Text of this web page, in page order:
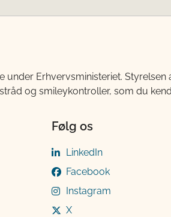
under Erhvervsministeriet.
og smileykontroller, som du
Følg os
LinkedIn
Facebook
Instagram
X